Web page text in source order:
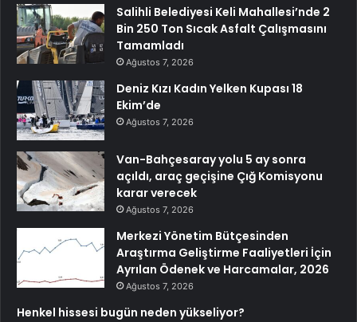
Salihli Belediyesi Keli Mahallesi’nde 2
Bin 250 Ton Sıcak Asfalt Çalışmasını
Tamamladı
Ağustos 7, 2026
Deniz Kızı Kadın Yelken Kupası 18
Ekim’de
Ağustos 7, 2026
Van-Bahçesaray yolu 5 ay sonra
açıldı, araç geçişine Çığ Komisyonu
karar verecek
Ağustos 7, 2026
Merkezi Yönetim Bütçesinden
Araştırma Geliştirme Faaliyetleri İçin
Ayrılan Ödenek ve Harcamalar, 2026
Ağustos 7, 2026
Henkel hissesi bugün neden yükseliyor?